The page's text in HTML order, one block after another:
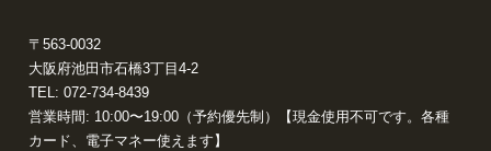
〒563-0032
大阪府池田市石橋3丁目4-2
TEL: 072-734-8439
営業時間: 10:00〜19:00（予約優先制）【現金使用不可です。各種
カード、電子マネー使えます】